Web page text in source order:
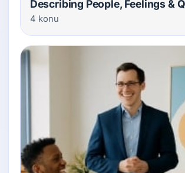
Describing People, Feelings &
4 konu